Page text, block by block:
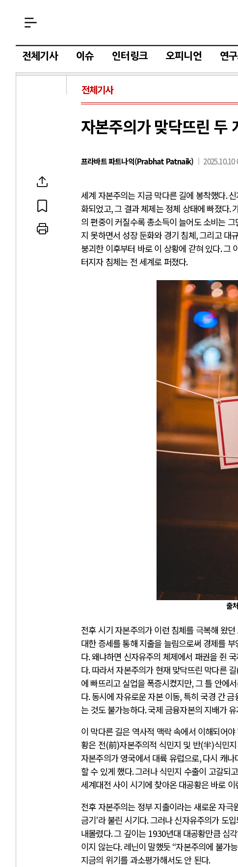
전체기사 이슈 인터링크 오피니언 연
전체기사
자본주의가 맞닥뜨린 두
프라바트 파트나익(Prabhat Patnaik) 2025.10.10
세계 자본주의는 지금 막다른 길에 봉착했다.
화되었고,그 결과 체제는 정체 상태에 빠졌다.
의 편중이 커질수록 총소득이 늘어도 소비는
지 못하면서 성장 둔화와 경기 침체,그리고 대
붕괴한 이후부터 바로 이 상황에 갇혀 있다.그
터지자 침체는 전 세계로 퍼졌다.
출처
전후 시기 자본주의가 이런 침체를 극복해 왔
대한 증세를 통해 지출을 늘림으로써 경제를 부
다.왜냐하면 신자유주의 체제에서 패권을 쥔
다.따라서 자본주의가 현재 맞닥뜨린 막다른 길
에 빠뜨리고 실업을 폭증시켰지만,그 틀 안에
다.동시에 자유로운 자본 이동,특히 국경 간 금
는 것도 불가능하다.국제 금융자본의 지배가
이 막다른 길은 역사적 맥락 속에서 이해되어야
황은 전(前)자본주의적 식민지 및 반(半)식민
자본주의가 영국에서 대륙 유럽으로,다시 캐나
할 수 있게 했다.그러나 식민지 수출이 고갈되고
세계대전 사이 시기에 찾아온 대공황은 바로
전후 자본주의는 정부 지출이라는 새로운 자
금기’라 불린 시기다.그러나 신자유주의가 도
내몰렸다.그 깊이는 1930년대 대공황만큼 심
이지 않는다.레닌이 말했듯“자본주의에 불가
지금의 위기를 과소평가해서도 안 된다.
전쟁의 추상화: 우크라이나, 대리전의
EU·우크라이나 드론 협력 직후, 러시아
나토, 우크라 군사지원 2027년까지 공..
우크라이나, 덴마크, 에스토니아, 네덜
러·우크라, 대규모 공습 주고받아…민간